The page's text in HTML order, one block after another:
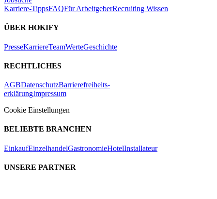
Karriere-TippsFAQFür ArbeitgeberRecruiting Wissen
ÜBER HOKIFY
PresseKarriereTeamWerteGeschichte
RECHTLICHES
AGBDatenschutzBarrierefreiheits-
erklärungImpressum
Cookie Einstellungen
BELIEBTE BRANCHEN
EinkaufEinzelhandelGastronomieHotelInstallateur
UNSERE PARTNER